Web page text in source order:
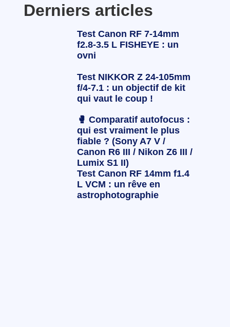
Derniers articles
Test Canon RF 7-14mm
f2.8-3.5 L FISHEYE : un
ovni
Test NIKKOR Z 24-105mm
f/4-7.1 : un objectif de kit
qui vaut le coup !
🥊 Comparatif autofocus :
qui est vraiment le plus
fiable ? (Sony A7 V /
Canon R6 III / Nikon Z6 III /
Lumix S1 II)
Test Canon RF 14mm f1.4
L VCM : un rêve en
astrophotographie